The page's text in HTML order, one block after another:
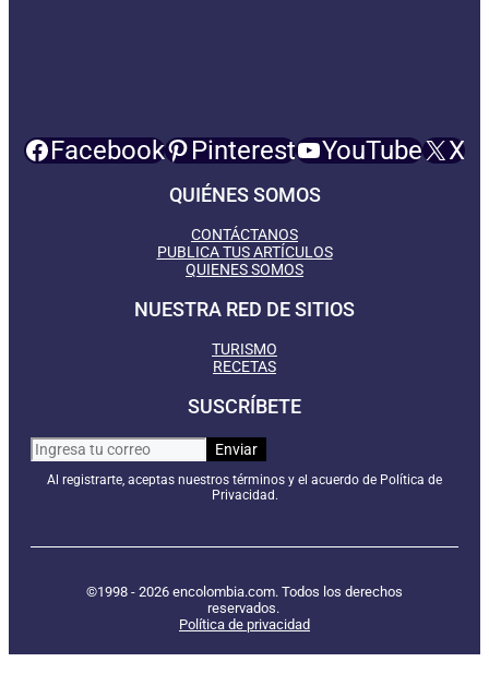
Facebook Pinterest YouTube X
QUIÉNES SOMOS
CONTÁCTANOS
PUBLICA TUS ARTÍCULOS
QUIENES SOMOS
NUESTRA RED DE SITIOS
TURISMO
RECETAS
SUSCRÍBETE
Al registrarte, aceptas nuestros términos y el acuerdo de Política de
Privacidad.
©1998 - 2026 encolombia.com. Todos los derechos
reservados.
Política de privacidad